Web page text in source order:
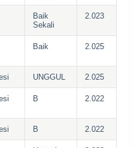
Baik
Sekali
2.023
Baik 2.025
UNGGUL 2.025
B 2.022
B 2.022